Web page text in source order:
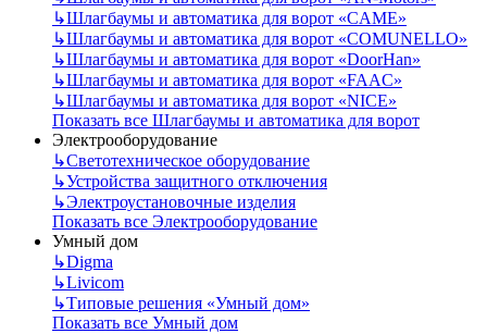
↳Шлагбаумы и автоматика для ворот «CAME»
↳Шлагбаумы и автоматика для ворот «COMUNELLO»
↳Шлагбаумы и автоматика для ворот «DoorHan»
↳Шлагбаумы и автоматика для ворот «FAAC»
↳Шлагбаумы и автоматика для ворот «NICE»
Показать все Шлагбаумы и автоматика для ворот
Электрооборудование
↳Светотехническое оборудование
↳Устройства защитного отключения
↳Электроустановочные изделия
Показать все Электрооборудование
Умный дом
↳Digma
↳Livicom
↳Типовые решения «Умный дом»
Показать все Умный дом